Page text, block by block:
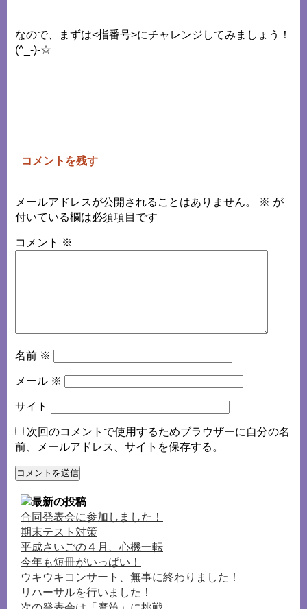
なので、まずは<指番号>にチャレンジしてみましょう！
(^_-)-☆
コメントを残す
メールアドレスが公開されることはありません。 ※ が
付いている欄は必須項目です
コメント ※
名前 ※
メール ※
サイト
次回のコメントで使用するためブラウザーに自分の名
前、メールアドレス、サイトを保存する。
合同発表会に参加しました！
期末テスト対策
平成さいごの４月、心機一転
今年も短冊がいっぱい！
ウキウキコンサート、無事に終わりました！
リハーサルを行いました！